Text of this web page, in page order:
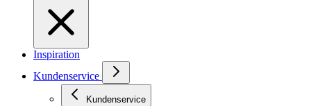
Inspiration
Kundenservice
Kundenservice